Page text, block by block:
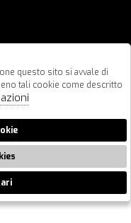
by
questo sito si avvale di
tali cookie come descritto